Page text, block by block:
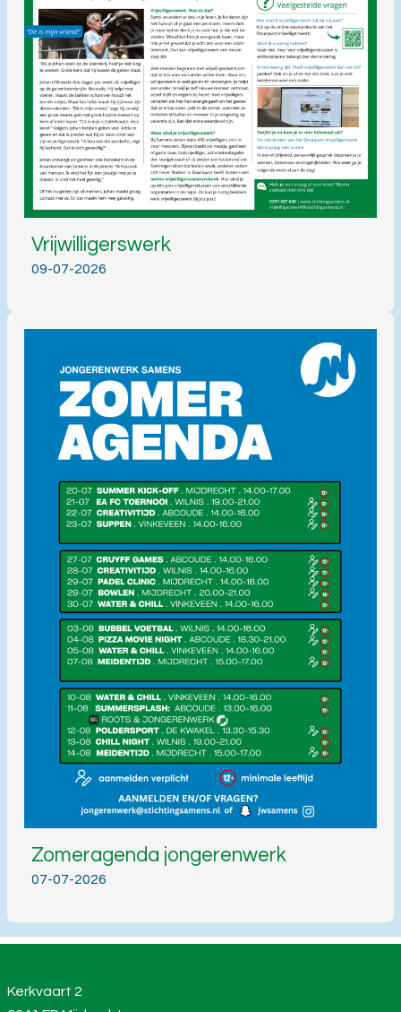
Vrijwilligerswerk
09-07-2026
Zomeragenda jongerenwerk
07-07-2026
Kerkvaart 2